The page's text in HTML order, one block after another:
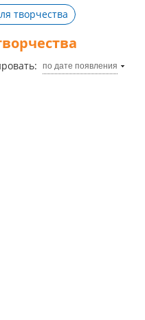
творчества
по дате появления